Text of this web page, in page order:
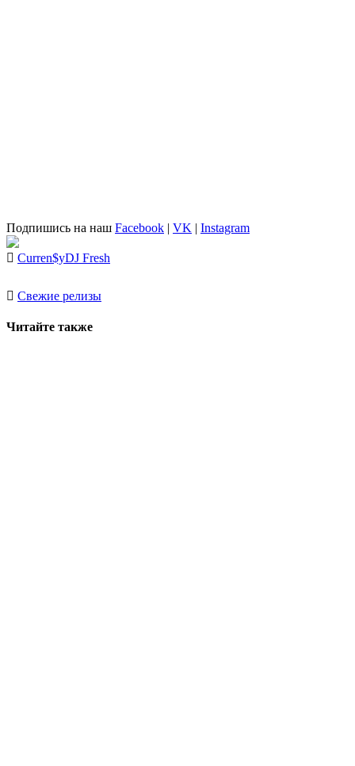
Подпишись на наш Facebook | VK | Instagram
Curren$yDJ Fresh
Свежие релизы
Читайте также